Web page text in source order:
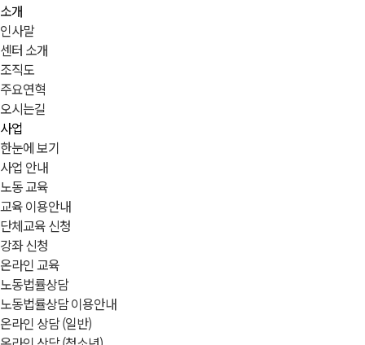
소개
인사말
센터 소개
조직도
주요연혁
오시는길
사업
한눈에 보기
사업 안내
노동 교육
교육 이용안내
단체교육 신청
강좌 신청
온라인 교육
노동법률상담
노동법률상담 이용안내
온라인 상담 (일반)